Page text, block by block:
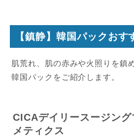
【鎮静】韓国パックおす
肌荒れ、肌の赤みや火照りを鎮
韓国パックをご紹介します。
CICAデイリースージング
メティクス